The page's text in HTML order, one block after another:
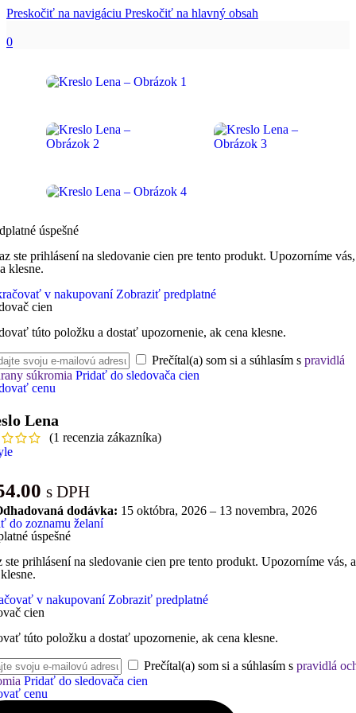
Preskočiť na navigáciu Preskočiť na hlavný obsah
0
úspešné
ste prihlásení na sledovanie cien pre tento produkt. Upozorníme
klesne.
v nakupovaní Zobraziť predplatné
cien
túto položku a dostať upozornenie, ak cena klesne.
Prečítal(a) som si a súhlasím s pravidlá
súkromia Pridať do sledovača cien
cenu
Lena
(1 recenzia zákazníka)
s DPH
dodávka: 15 októbra, 2026 – 13 novembra, 2026
do zoznamu želaní
úspešné
ste prihlásení na sledovanie cien pre tento produkt. Upozorníme vás,
v nakupovaní Zobraziť predplatné
cien
túto položku a dostať upozornenie, ak cena klesne.
Prečítal(a) som si a súhlasím s pravidlá
Pridať do sledovača cien
cenu